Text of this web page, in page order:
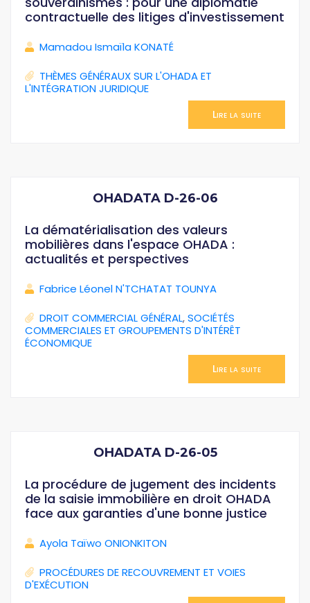
contractuelle des litiges d'investissement
Mamadou Ismaïla KONATÉ
THÈMES GÉNÉRAUX SUR L'OHADA ET
L'INTÉGRATION JURIDIQUE
Lire la suite
OHADATA D-26-06
La dématérialisation des valeurs
mobilières dans l'espace OHADA :
actualités et perspectives
Fabrice Léonel N'TCHATAT TOUNYA
DROIT COMMERCIAL GÉNÉRAL,SOCIÉTÉS
COMMERCIALES ET GROUPEMENTS D'INTÉRÊT
ÉCONOMIQUE
Lire la suite
OHADATA D-26-05
La procédure de jugement des incidents
de la saisie immobilière en droit OHADA
face aux garanties d'une bonne justice
Ayola Taïwo ONIONKITON
PROCÉDURES DE RECOUVREMENT ET VOIES
D'EXÉCUTION